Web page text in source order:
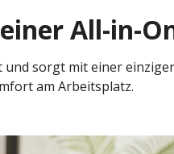
All-in-
sorgt mit einer
am Arbeitsplatz.